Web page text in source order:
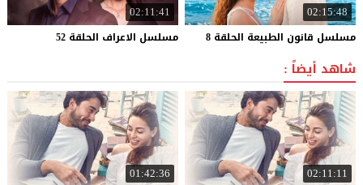
02:15:48
مسلسل قانون الطبيعة الحلقة 8
02:11:41
مسلسل الاعراف الحلقة 52
شاهد أيضاً :
02:11:11
01:42:36